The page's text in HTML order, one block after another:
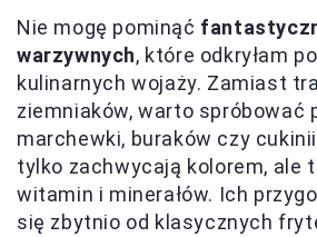
Nie mogę pominąć
warzywnych, które odkryłam
kulinarnych wojaży. Zamiast
ziemniaków, warto spróbować
marchewki, buraków czy
tylko zachwycają kolorem, ale
witamin i minerałów. Ich
się zbytnio od klasycznych